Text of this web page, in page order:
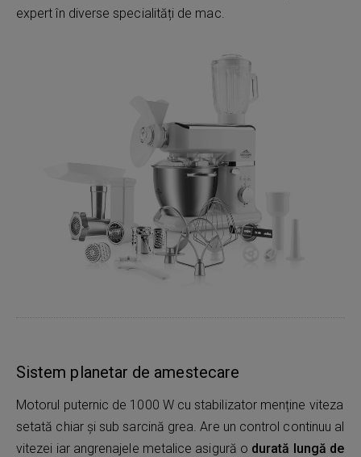
expert în diverse specialități de mac.
Sistem planetar de amestecare
Motorul puternic de 1000 W cu stabilizator menține viteza
setată chiar și sub sarcină grea. Are un control continuu al
vitezei iar angrenajele metalice asigură o durată lungă de